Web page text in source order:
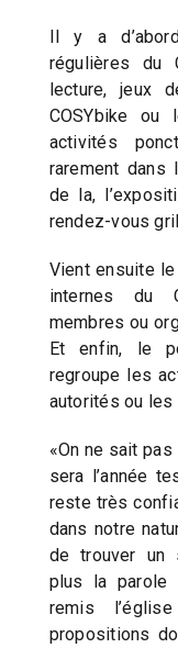
Il y a
régulières du
lecture, jeux
COSYbike
activités
rarement dans
de la,
rendez-vous
Vient ensuite
internes du
membres ou
Et enfin, le
regroupe les
autorités ou les
«On ne sait
sera l’année
reste très
dans notre
de trouver un
plus la parole
remis
propositions